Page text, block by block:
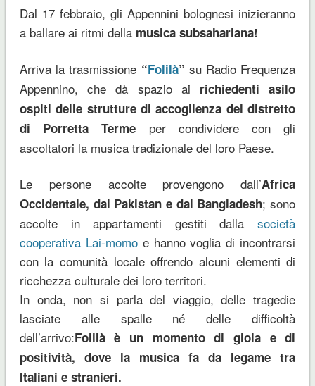
Dal 17 febbraio, gli Appennini bolognesi inizieranno
a ballare ai ritmi della musica subsahariana!
Arriva la trasmissione “Folilà” su Radio Frequenza
Appennino, che dà spazio ai richiedenti asilo
ospiti delle strutture di accoglienza del distretto
di Porretta Terme per condividere con gli
ascoltatori la musica tradizionale del loro Paese.
Le persone accolte provengono dall’Africa
Occidentale, dal Pakistan e dal Bangladesh; sono
accolte in appartamenti gestiti dallasocietà
cooperativa Lai-momoe hanno voglia di incontrarsi
con la comunità locale offrendo alcuni elementi di
ricchezza culturale dei loro territori.
In onda, non si parla del viaggio, delle tragedie
lasciate alle spalle né delle difficoltà
dell’arrivo:Folilà è un momento di gioia e di
positività, dove la musica fa da legame tra
Italiani e stranieri.